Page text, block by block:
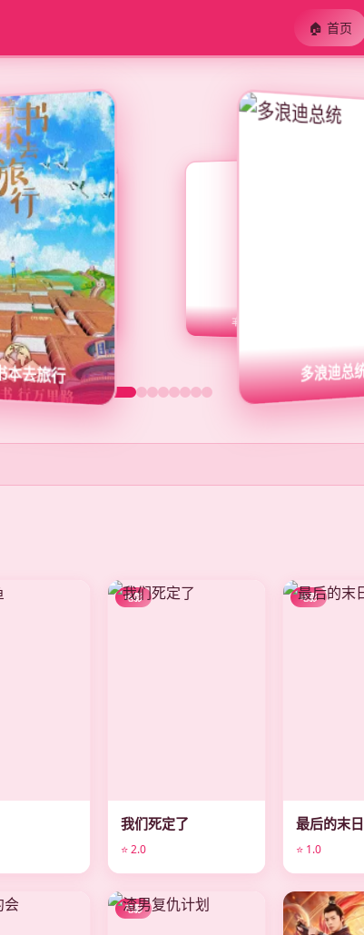
🏠 首页
跟着书本去旅行
电影
我们死定了
⭐ 2.0
电影
最后的末日
⭐ 1.0
电影 电影